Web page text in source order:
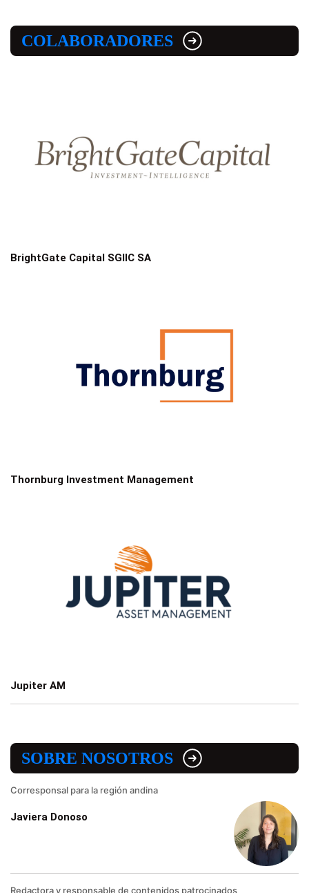
COLABORADORES
BrightGate Capital SGIIC SA
Thornburg Investment Management
Jupiter AM
SOBRE NOSOTROS
Corresponsal para la región andina
Javiera Donoso
Redactora y responsable de contenidos patrocinados